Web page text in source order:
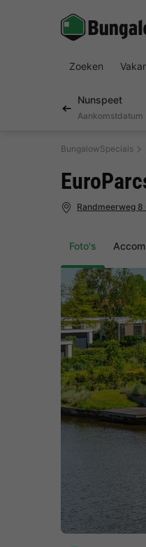
Zoeken
Nunspeet
Aankomstdatum
BungalowSpecials
Foto's
Randmeerweg 8